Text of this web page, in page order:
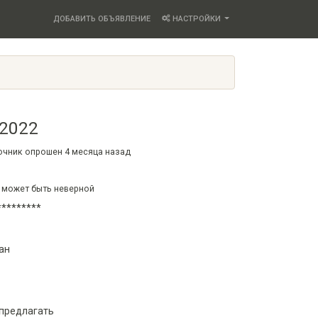
ДОБАВИТЬ ОБЪЯВЛЕНИЕ НАСТРОЙКИ
опрошен 4 месяца назад
быть неверной